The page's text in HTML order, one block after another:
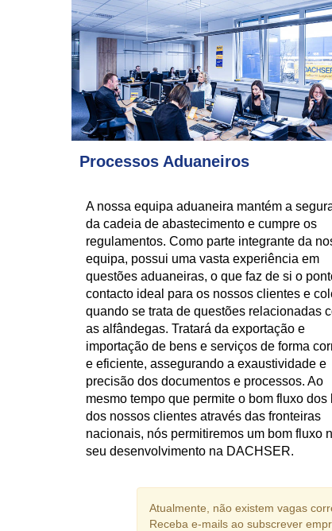
Processos Aduaneiros
A nossa equipa aduaneira mantém a
da cadeia de abastecimento e cumpre os
regulamentos. Como parte integrante da
equipa, possui uma vasta experiência em
questões aduaneiras, o que faz de si o
contacto ideal para os nossos clientes e
quando se trata de questões relacionadas
as alfândegas. Tratará da exportação e
importação de bens e serviços de forma
e eficiente, assegurando a exaustividade e
precisão dos documentos e processos. Ao
mesmo tempo que permite o bom fluxo dos
dos nossos clientes através das fronteiras
nacionais, nós permitiremos um bom fluxo
seu desenvolvimento na DACHSER.
Atualmente, não existem vagas
Receba e-mails ao subscrever